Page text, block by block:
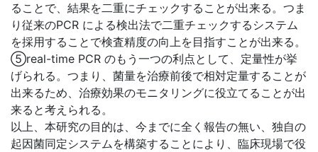
ることで、結果を二重にチェックすることが出来る。つま
り従来のPCR による検出法で二重チェックするシステム
を採用することで検査精度の向上を目指すことが出来る。
⑤real-time PCR のもう一つの利点として、定量性が挙
げられる。つまり、菌量を治療前後で相対定量することが
出来るため、治療効果のモニタリングに役立てることが出
来ると考えられる。
以上、本研究の目的は、今までに全く報告の無い、独自の
起因菌同定システムを構築することにより、臨床現場で役